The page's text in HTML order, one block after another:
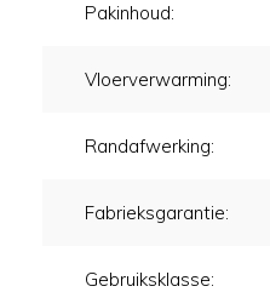
Pakinhoud:
Vloerverwarming:
Randafwerking:
Fabrieksgarantie:
Gebruiksklasse: